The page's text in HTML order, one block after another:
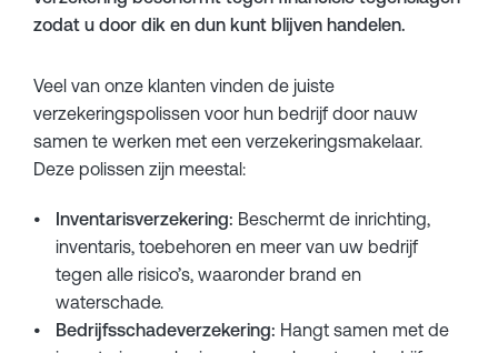
zodat u door dik en dun kunt blijven handelen.
Veel van onze klanten vinden de juiste
verzekeringspolissen voor hun bedrijf door nauw
samen te werken met een verzekeringsmakelaar.
Deze polissen zijn meestal:
Inventarisverzekering: Beschermt de inrichting,
inventaris, toebehoren en meer van uw bedrijf
tegen alle risico’s, waaronder brand en
waterschade.
Bedrijfsschadeverzekering: Hangt samen met de